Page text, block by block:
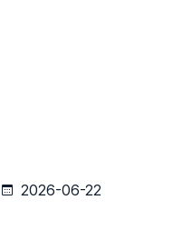
2026-06-22